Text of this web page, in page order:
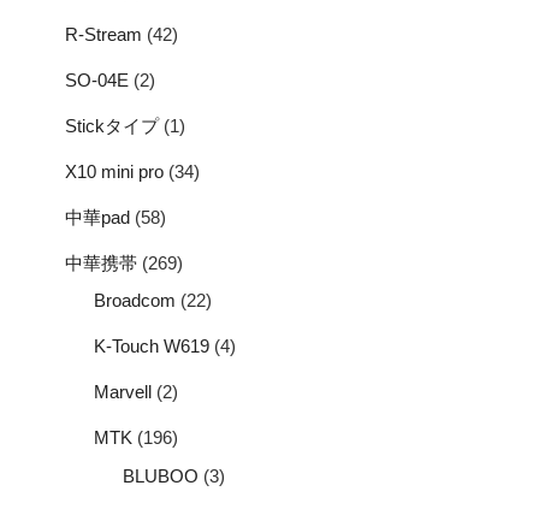
R-Stream (42)
SO-04E (2)
Stickタイプ(1)
X10 mini pro (34)
中華pad (58)
中華携帯 (269)
Broadcom (22)
K-Touch W619 (4)
Marvell (2)
MTK (196)
BLUBOO (3)